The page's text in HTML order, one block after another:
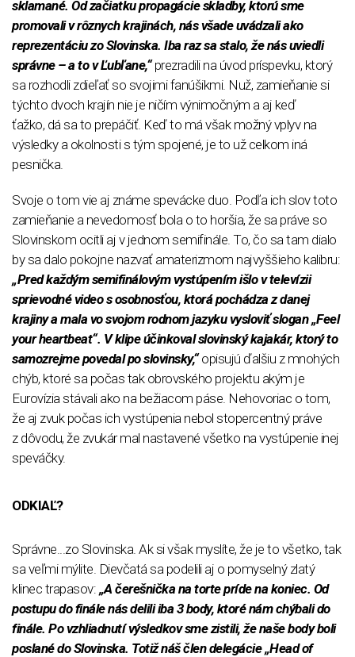
sklamané. Od začiatku propagácie skladby, ktorú sme
promovali v rôznych krajinách, nás všade uvádzali ako
reprezentáciu zo Slovinska. Iba raz sa stalo, že nás uviedli
správne – a to v Ľubľane,“prezradili na úvod príspevku, ktorý
sa rozhodli zdieľať so svojimi fanúšikmi. Nuž, zamieňanie si
týchto dvoch krajín nie je ničím výnimočným a aj keď
ťažko, dá sa to prepáčiť. Keď to má však možný vplyv na
výsledky a okolnosti s tým spojené, je to už celkom iná
pesnička.
Svoje o tom vie aj známe spevácke duo. Podľa ich slov toto
zamieňanie a nevedomosť bola o to horšia, že sa práve so
Slovinskom ocitli aj v jednom semifinále. To, čo sa tam dialo
by sa dalo pokojne nazvať amaterizmom najvyššieho kalibru:
„Pred každým semifinálovým vystúpením išlo v televízii
sprievodné video s osobnosťou, ktorá pochádza z danej
krajiny a mala vo svojom rodnom jazyku vysloviť slogan „Feel
your heartbeat“. V klipe účinkoval slovinský kajakár, ktorý to
samozrejme povedal po slovinsky,“opisujú ďalšiu z mnohých
chýb, ktoré sa počas tak obrovského projektu akým je
Eurovízia stávali ako na bežiacom páse. Nehovoriac o tom,
že aj zvuk počas ich vystúpenia nebol stopercentný práve
z dôvodu, že zvukár mal nastavené všetko na vystúpenie inej
speváčky.
ODKIAĽ?
Správne...zo Slovinska. Ak si však myslíte, že je to všetko, tak
sa veľmi mýlite. Dievčatá sa podelili aj o pomyselný zlatý
klinec trapasov: „A čerešnička na torte príde na koniec. Od
postupu do finále nás delili iba 3 body, ktoré nám chýbali do
finále. Po vzhliadnutí výsledkov sme zistili, že naše body boli
poslané do Slovinska. Totiž náš člen delegácie „Head of